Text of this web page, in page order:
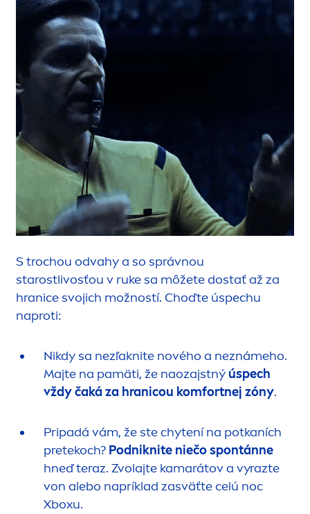
S trochou odvahy a so správnou
starostlivosťou v ruke sa môžete dostať až za
hranice svojich možností. Choďte úspechu
naproti:
Nikdy sa nezľaknite nového a neznámeho.
Majte na pamäti, že naozajstný úspech
vždy čaká za hranicou komfortnej zóny.
Pripadá vám, že ste chytení na potkaních
pretekoch? Podniknite niečo spontánne
hneď teraz. Zvolajte kamarátov a vyrazte
von alebo napríklad zasväťte celú noc
Xboxu.